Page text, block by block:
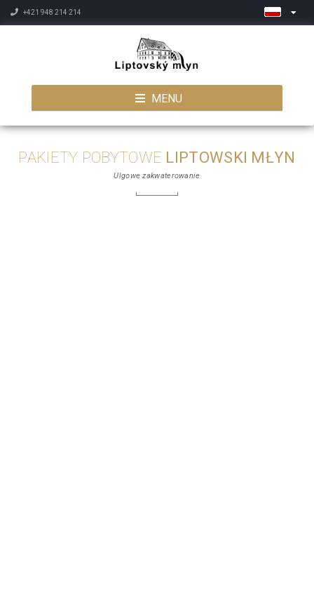
+421 948 214 214
MENU
PAKIETY POBYTOWE LIPTOWSKI MŁYN
Ulgowe zakwaterowanie